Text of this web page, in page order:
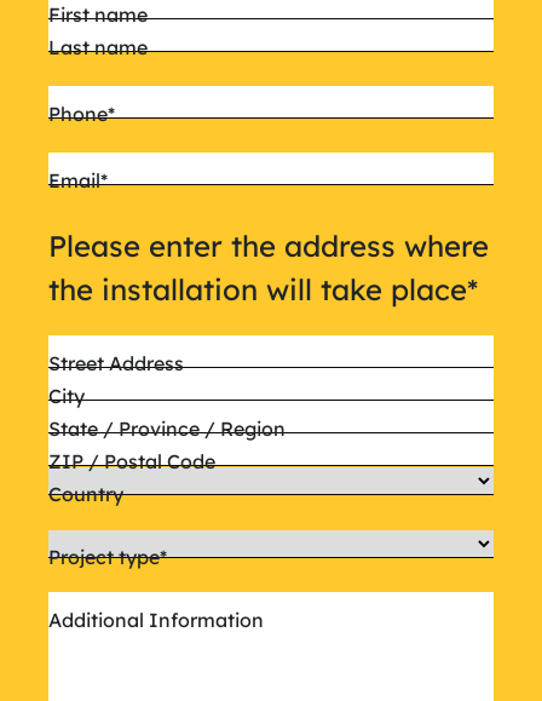
First name
Last name
Phone*
Email*
Please enter the address where
the installation will take place*
Street Address
City
State / Province / Region
ZIP / Postal Code
Country
Project type*
Additional Information